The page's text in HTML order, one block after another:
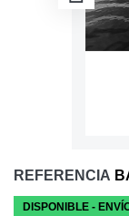
REFERENCIA
DISPONIBLE -